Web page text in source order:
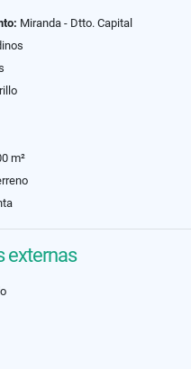
Miranda - Dtto. Capital
m²
externas